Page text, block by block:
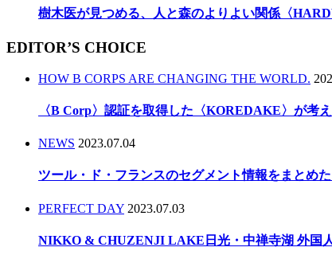
樹木医が見つめる、人と森のよりよい関係〈
EDITOR’S CHOICE
HOW B CORPS ARE CHANGING THE WORLD.
〈B Corp〉認証を取得した〈KOREDAKE〉が考
NEWS 2023.07.04
ツール・ド・フランスのセグメント情報をまとめ
PERFECT DAY 2023.07.03
NIKKO & CHUZENJI LAKE日光・中禅寺湖 外国